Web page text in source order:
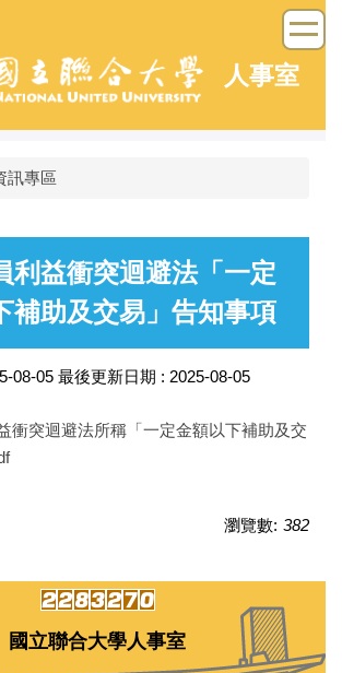
人事室
訊專區
利益衝突迴避法「一定
補助及交易」告知事項
08-05 最後更新日期 : 2025-08-05
衝突迴避法所稱「一定金額以下補助及交
瀏覽數: 382
國立聯合大學人事室